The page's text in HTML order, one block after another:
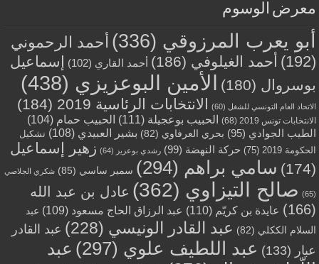
معرض الوسوم
أبو يعرب المرزوقي (336)
أحمد الرحموني
(192)
أحمد الغيلوفي (186) أحمد القاري (102)
إسماعيل
بوسروال (180) الأمين البوعزيزي (438)
الاتحاد العام التونسي للشغل (60) الانتخابات الرئاسية 2019 (184)
الانتخابات تونس 2019 (68) الحبيب بوعجيلة (111) الحبيب حمام (104)
الطيب الجوادي (95) بحري العرفاوي (82) بشير العبيدي (108)
تشكيل
الحكومة 2019
(75) حركة النهضة (99) رشدي بوعزيز (64)
زهير إسماعيل
(174)
سامي براهم (294) سمير ساسي (85) شكري الجلاصي
(65) صالح التيزاوي (362)
عادل بن عبد الله
(166)
عايدة بن كريّم (110) عبد الرزاق الحاج مسعود (109)
عبد
السلام الككلي (82) عبد القادر الونيسي (228)
عبد القادر
عبار (133) عبد اللطيف علوي (297)
عبد